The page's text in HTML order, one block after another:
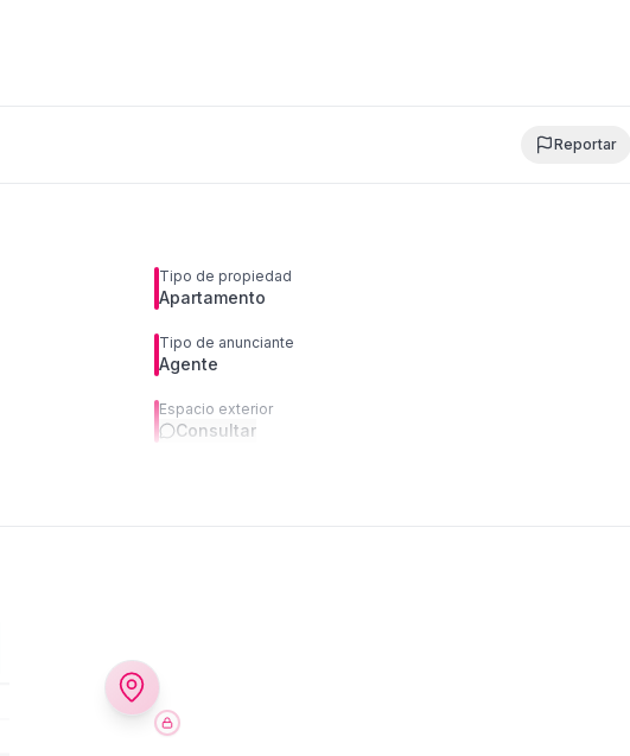
Reportar
Tipo de propiedad
Apartamento
Tipo de anunciante
Agente
Espacio exterior
Consultar